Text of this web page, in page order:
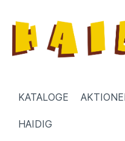
KATALOGE
HAIDIG